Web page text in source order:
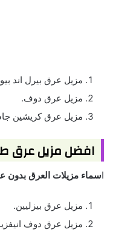
مزيل عرق بيرل اند
مزيل عرق دوف.
مزيل عرق كريشين
افضل مزيل عرق
اسماء مزيلات العرق بدون
مزيل عرق بيزليين.
مزيل عرق دوف